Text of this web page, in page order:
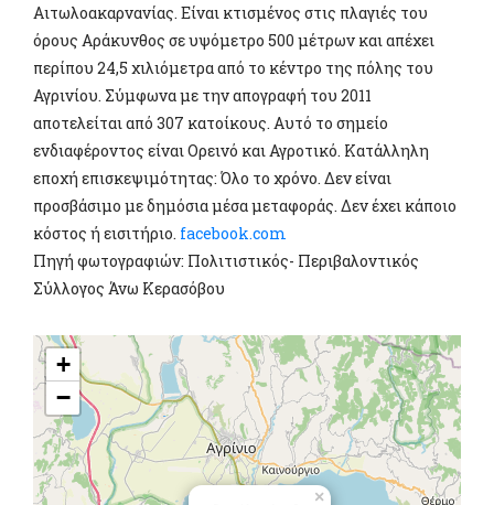
Αιτωλοακαρνανίας. Είναι κτισμένος στις πλαγιές του
όρους Αράκυνθος σε υψόμετρο 500 μέτρων και απέχει
περίπου 24,5 χιλιόμετρα από το κέντρο της πόλης του
Αγρινίου. Σύμφωνα με την απογραφή του 2011
αποτελείται από 307 κατοίκους. Αυτό το σημείο
ενδιαφέροντος είναι Ορεινό και Αγροτικό. Κατάλληλη
εποχή επισκεψιμότητας: Όλο το χρόνο. Δεν είναι
προσβάσιμο με δημόσια μέσα μεταφοράς. Δεν έχει κάποιο
κόστος ή εισιτήριο. facebook.com
Πηγή φωτογραφιών: Πολιτιστικός- Περιβαλοντικός
Σύλλογος Άνω Κερασόβου
×
+
−